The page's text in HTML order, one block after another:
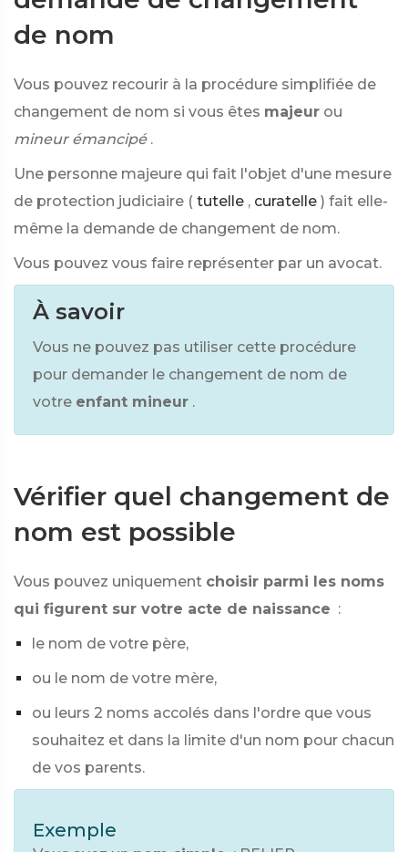
de nom
Vous pouvez recourir à la procédure simplifiée de
changement de nom si vous êtes majeur ou
mineur émancipé .
Une personne majeure qui fait l'objet d'une mesure
de protection judiciaire ( tutelle , curatelle ) fait elle-
même la demande de changement de nom.
Vous pouvez vous faire représenter par un avocat.
À savoir
Vous ne pouvez pas utiliser cette procédure
pour demander le changement de nom de
votre enfant mineur .
Vérifier quel changement de
nom est possible
Vous pouvez uniquement choisir parmi les noms
qui figurent sur votre acte de naissance :
le nom de votre père,
ou le nom de votre mère,
ou leurs 2 noms accolés dans l'ordre que vous
souhaitez et dans la limite d'un nom pour chacun
de vos parents.
Exemple